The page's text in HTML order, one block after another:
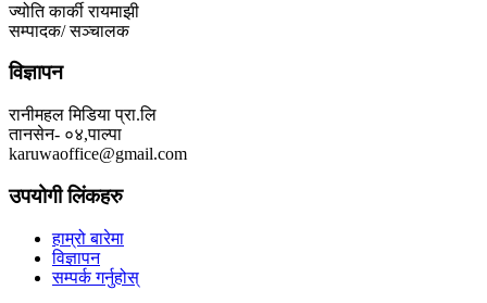
ज्योति कार्की रायमाझी
सम्पादक/ सञ्चालक
विज्ञापन
रानीमहल मिडिया प्रा.लि
तानसेन- ०४,पाल्पा
karuwaoffice@gmail.com
उपयोगी लिंकहरु
हाम्रो बारेमा
विज्ञापन
सम्पर्क गर्नुहोस्